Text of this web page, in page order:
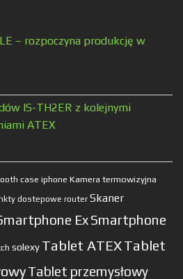
– rozpoczyna produkcję w
IS-TH2ER z kolejnymi
ATEX
case iphone Kamera termowizyjna
dostepowe router Skaner
ExSmartphone
solexy Tablet ATEXTablet
Tablet przemysłowy